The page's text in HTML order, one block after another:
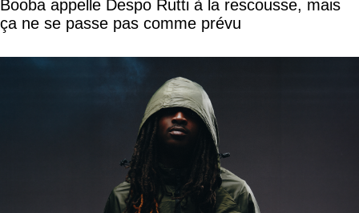
Booba appelle Despo Rutti à la rescousse, mais
ça ne se passe pas comme prévu